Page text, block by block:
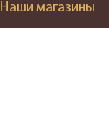
Наши магазины